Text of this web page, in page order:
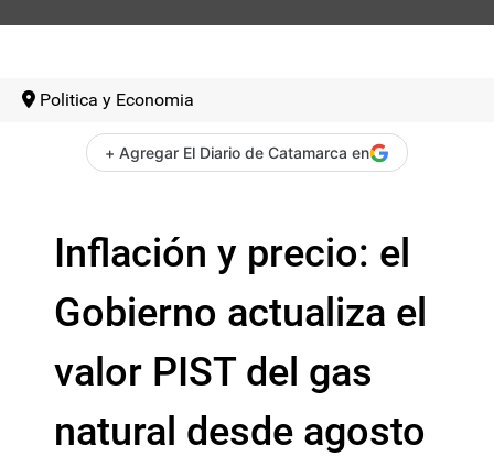
Politica y Economia
+ Agregar El Diario de Catamarca en
Inflación y precio: el
Gobierno actualiza el
valor PIST del gas
natural desde agosto